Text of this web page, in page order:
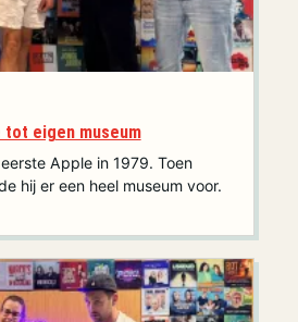
tot eigen museum
Apple in 1979. Toen
hij er een heel museum voor.